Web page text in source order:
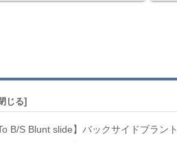
B/S Blunt slide】バックサイドブラント